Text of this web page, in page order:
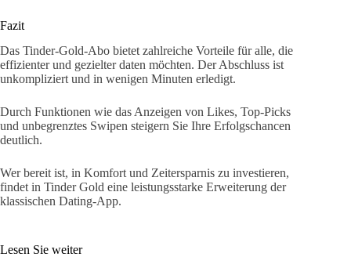
Fazit
Das Tinder-Gold-Abo bietet zahlreiche Vorteile für alle, die
effizienter und gezielter daten möchten. Der Abschluss ist
unkompliziert und in wenigen Minuten erledigt.
Durch Funktionen wie das Anzeigen von Likes, Top-Picks
und unbegrenztes Swipen steigern Sie Ihre Erfolgschancen
deutlich.
Wer bereit ist, in Komfort und Zeitersparnis zu investieren,
findet in Tinder Gold eine leistungsstarke Erweiterung der
klassischen Dating-App.
Lesen Sie weiter